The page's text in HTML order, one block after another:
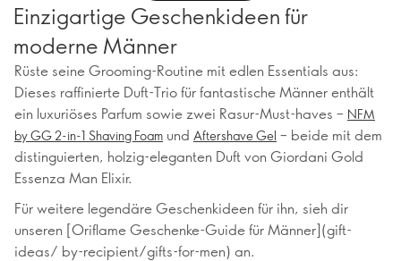
Einzigartige Geschenkideen für
moderne Männer
Rüste seine Grooming-Routine mit edlen Essentials aus:
Dieses raffinierte Duft-Trio für fantastische Männer enthält
ein luxuriöses Parfum sowie zwei Rasur-Must-haves – NFM
by GG 2-in-1 Shaving Foam und Aftershave Gel – beide mit dem
distinguierten, holzig-eleganten Duft von Giordani Gold
Essenza Man Elixir.
Für weitere legendäre Geschenkideen für ihn, sieh dir
unseren [Oriflame Geschenke-Guide für Männer](gift-
ideas/ by-recipient/gifts-for-men) an.